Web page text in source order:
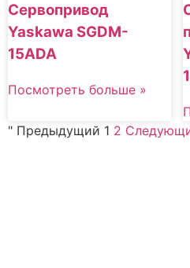
Сервопривод
Yaskawa SGDM-
15ADA
Посмотреть больше »
" Предыдущий 1 2